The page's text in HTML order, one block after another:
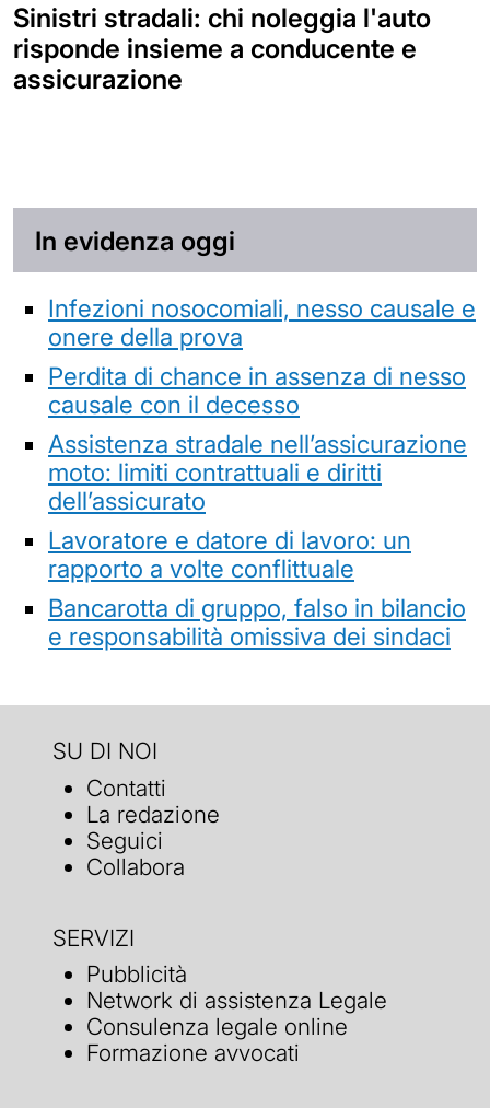
Sinistri stradali: chi noleggia l'auto
risponde insieme a conducente e
assicurazione
In evidenza oggi
Infezioni nosocomiali, nesso causale e
onere della prova
Perdita di chance in assenza di nesso
causale con il decesso
Assistenza stradale nell’assicurazione
moto: limiti contrattuali e diritti
dell’assicurato
Lavoratore e datore di lavoro: un
rapporto a volte conflittuale
Bancarotta di gruppo, falso in bilancio
e responsabilità omissiva dei sindaci
SU DI NOI
Contatti
La redazione
Seguici
Collabora
SERVIZI
Pubblicità
Network di assistenza Legale
Consulenza legale online
Formazione avvocati